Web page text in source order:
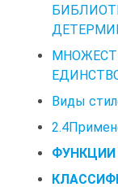
Виды
ФУНКЦИИ